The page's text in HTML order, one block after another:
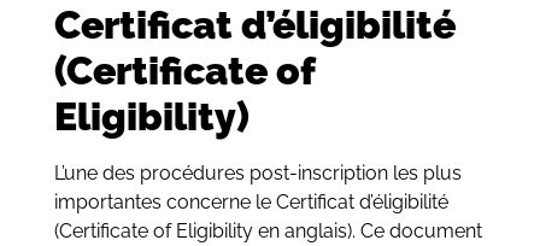
Certificat d’éligibilité
(Certificate of
Eligibility)
L’une des procédures post-inscription les plus
importantes concerne le Certificat d’éligibilité
(Certificate of Eligibility en anglais). Ce document